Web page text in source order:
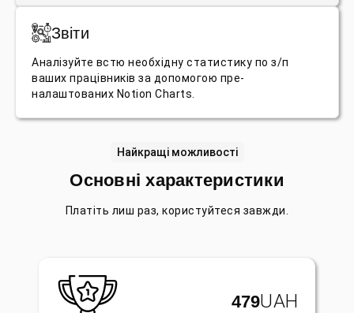
Звіти
Аналізуйте встю необхідну статистику по з/п
ваших працівників за допомогою пре-
налаштованих Notion Charts.
Найкращі можливості
Основні характеристики
Платіть лиш раз, користуйтеся завжди.
479UAH